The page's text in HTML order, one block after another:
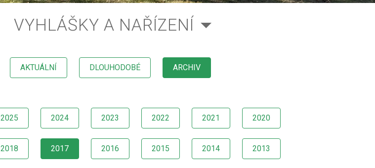
VYHLÁŠKY A NAŘÍZENÍ
AKTUÁLNÍ DLOUHODOBÉ ARCHIV
2025 2024 2023 2022 2021 2020
2018 2017 2016 2015 2014 2013